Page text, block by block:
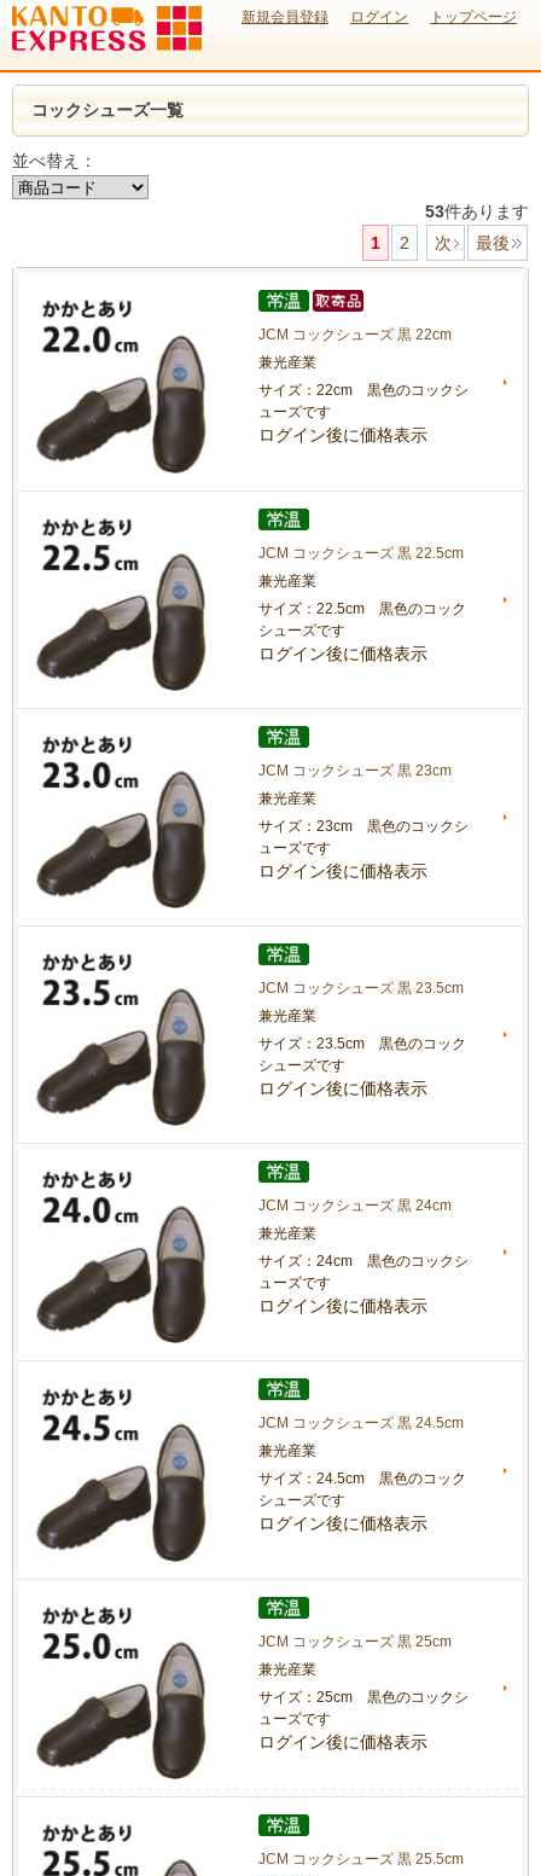
新規会員登録 ログイン トップページ
コックシューズ一覧
並べ替え：
53件あります
1
2 次 最後
JCM コックシューズ 黒 22cm
兼光産業
サイズ：22cm 黒色のコックシ
ューズです
ログイン後に価格表示
JCM コックシューズ 黒 22.5cm
兼光産業
サイズ：22.5cm 黒色のコック
シューズです
ログイン後に価格表示
JCM コックシューズ 黒 23cm
兼光産業
サイズ：23cm 黒色のコックシ
ューズです
ログイン後に価格表示
JCM コックシューズ 黒 23.5cm
兼光産業
サイズ：23.5cm 黒色のコック
シューズです
ログイン後に価格表示
JCM コックシューズ 黒 24cm
兼光産業
サイズ：24cm 黒色のコックシ
ューズです
ログイン後に価格表示
JCM コックシューズ 黒 24.5cm
兼光産業
サイズ：24.5cm 黒色のコック
シューズです
ログイン後に価格表示
JCM コックシューズ 黒 25cm
兼光産業
サイズ：25cm 黒色のコックシ
ューズです
ログイン後に価格表示
JCM コックシューズ 黒 25.5cm